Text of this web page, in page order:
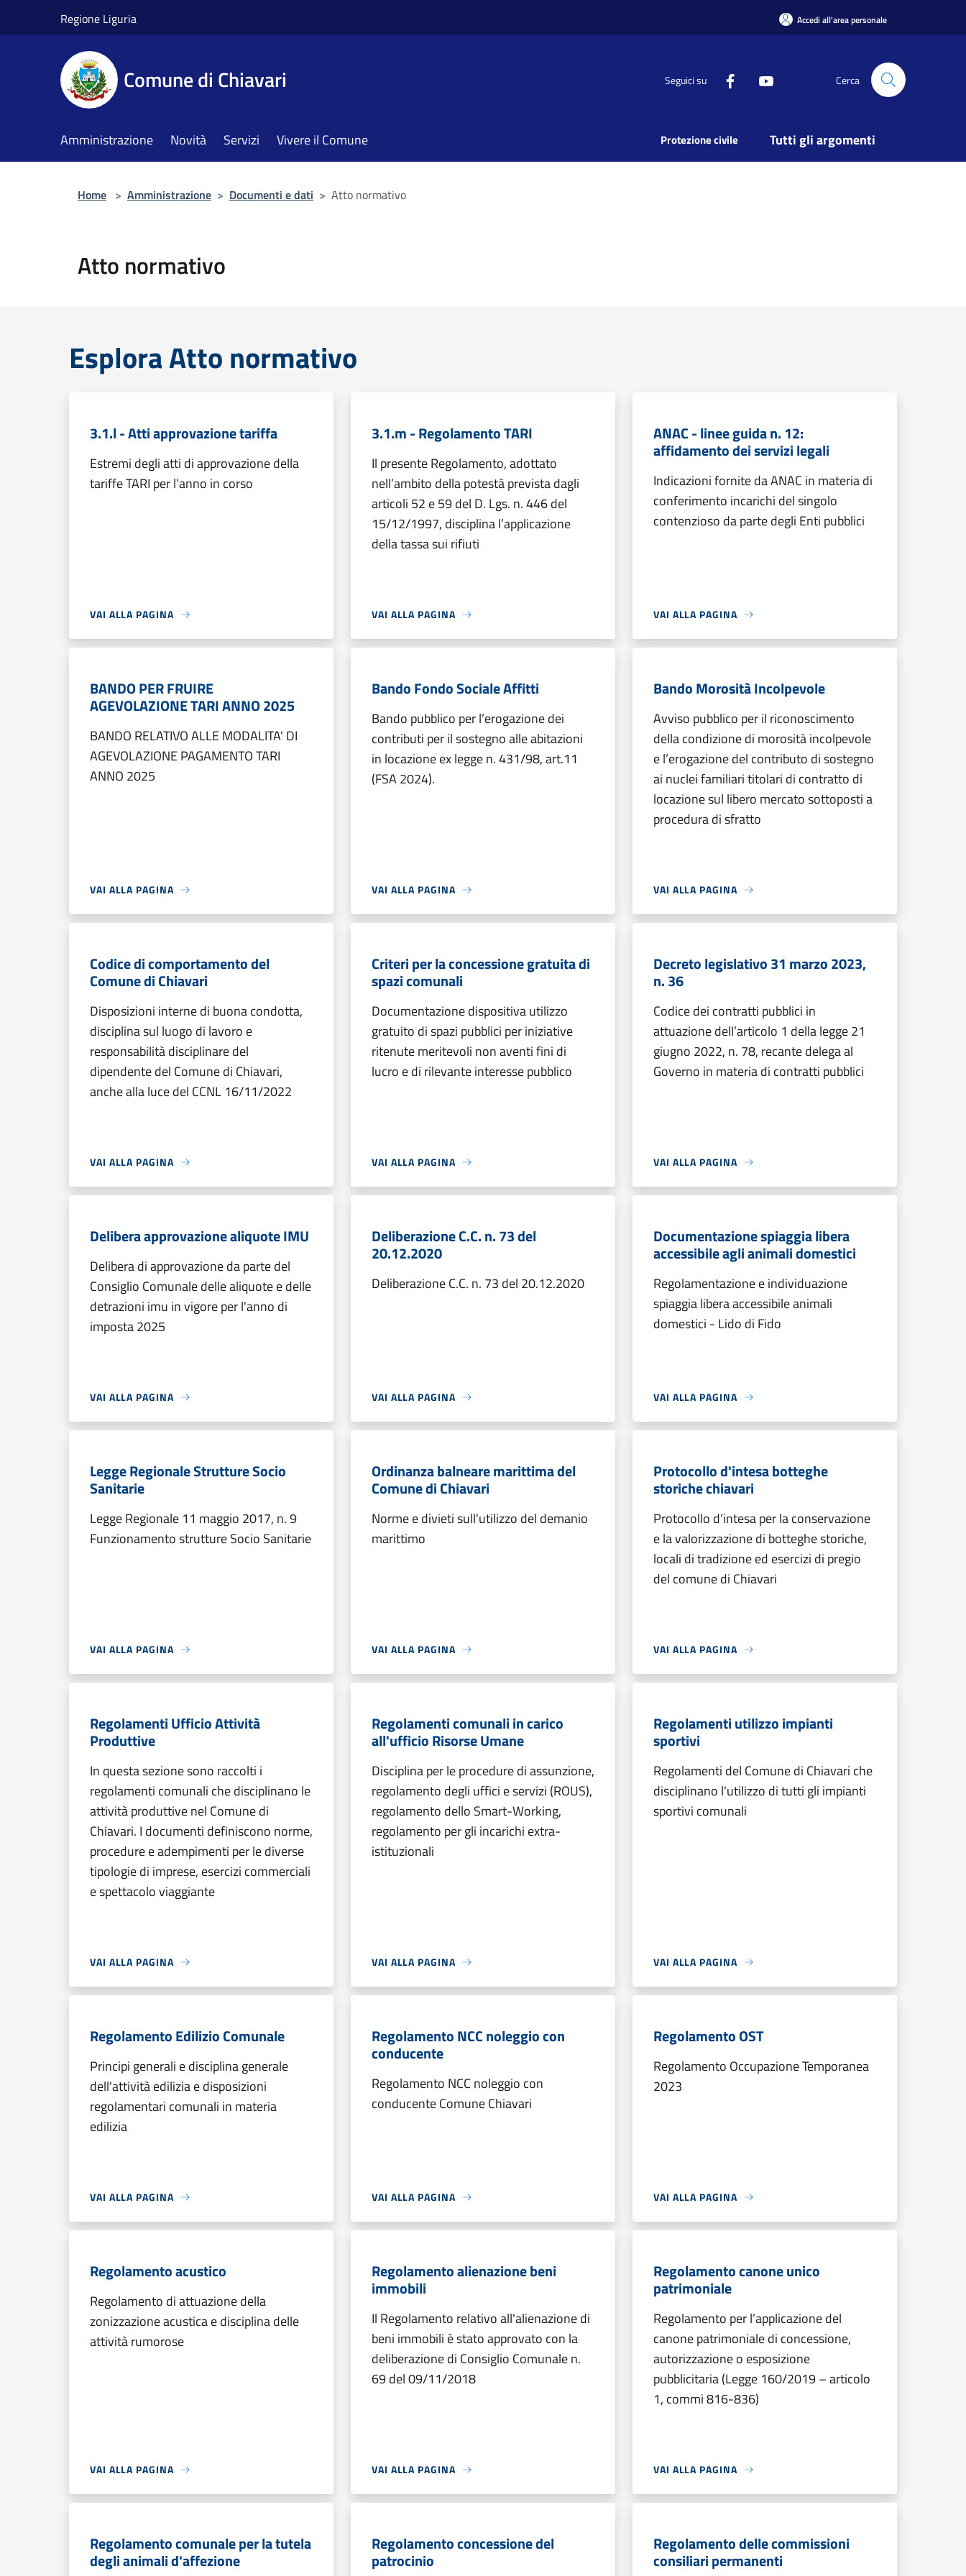
Regione Liguria Accedi all'area personale
Comune di Chiavari Seguici su Cerca
Amministrazione Novità Servizi Vivere il Comune Protezione civile Tutti gli argomenti
Home > Amministrazione > Documenti e dati > Atto normativo
Atto normativo
Esplora Atto normativo
3.1.l - Atti approvazione tariffa
Estremi degli atti di approvazione della
tariffe TARI per l’anno in corso
VAI ALLA PAGINA
3.1.m - Regolamento TARI
Il presente Regolamento, adottato
nell’ambito della potestà prevista dagli
articoli 52 e 59 del D. Lgs. n. 446 del
15/12/1997, disciplina l’applicazione
della tassa sui rifiuti
VAI ALLA PAGINA
ANAC - linee guida n. 12:
affidamento dei servizi legali
Indicazioni fornite da ANAC in materia di
conferimento incarichi del singolo
contenzioso da parte degli Enti pubblici
VAI ALLA PAGINA
BANDO PER FRUIRE
AGEVOLAZIONE TARI ANNO 2025
BANDO RELATIVO ALLE MODALITA' DI
AGEVOLAZIONE PAGAMENTO TARI
ANNO 2025
VAI ALLA PAGINA
Bando Fondo Sociale Affitti
Bando pubblico per l’erogazione dei
contributi per il sostegno alle abitazioni
in locazione ex legge n. 431/98, art.11
(FSA 2024).
VAI ALLA PAGINA
Bando Morosità Incolpevole
Avviso pubblico per il riconoscimento
della condizione di morosità incolpevole
e l’erogazione del contributo di sostegno
ai nuclei familiari titolari di contratto di
locazione sul libero mercato sottoposti a
procedura di sfratto
VAI ALLA PAGINA
Codice di comportamento del
Comune di Chiavari
Disposizioni interne di buona condotta,
disciplina sul luogo di lavoro e
responsabilità disciplinare del
dipendente del Comune di Chiavari,
anche alla luce del CCNL 16/11/2022
VAI ALLA PAGINA
Criteri per la concessione gratuita di
spazi comunali
Documentazione dispositiva utilizzo
gratuito di spazi pubblici per iniziative
ritenute meritevoli non aventi fini di
lucro e di rilevante interesse pubblico
VAI ALLA PAGINA
Decreto legislativo 31 marzo 2023,
n. 36
Codice dei contratti pubblici in
attuazione dell’articolo 1 della legge 21
giugno 2022, n. 78, recante delega al
Governo in materia di contratti pubblici
VAI ALLA PAGINA
Delibera approvazione aliquote IMU
Delibera di approvazione da parte del
Consiglio Comunale delle aliquote e delle
detrazioni imu in vigore per l'anno di
imposta 2025
VAI ALLA PAGINA
Deliberazione C.C. n. 73 del
20.12.2020
Deliberazione C.C. n. 73 del 20.12.2020
VAI ALLA PAGINA
Documentazione spiaggia libera
accessibile agli animali domestici
Regolamentazione e individuazione
spiaggia libera accessibile animali
domestici - Lido di Fido
VAI ALLA PAGINA
Legge Regionale Strutture Socio
Sanitarie
Legge Regionale 11 maggio 2017, n. 9
Funzionamento strutture Socio Sanitarie
VAI ALLA PAGINA
Ordinanza balneare marittima del
Comune di Chiavari
Norme e divieti sull'utilizzo del demanio
marittimo
VAI ALLA PAGINA
Protocollo d'intesa botteghe
storiche chiavari
Protocollo d’intesa per la conservazione
e la valorizzazione di botteghe storiche,
locali di tradizione ed esercizi di pregio
del comune di Chiavari
VAI ALLA PAGINA
Regolamenti Ufficio Attività
Produttive
In questa sezione sono raccolti i
regolamenti comunali che disciplinano le
attività produttive nel Comune di
Chiavari. I documenti definiscono norme,
procedure e adempimenti per le diverse
tipologie di imprese, esercizi commerciali
e spettacolo viaggiante
VAI ALLA PAGINA
Regolamenti comunali in carico
all'ufficio Risorse Umane
Disciplina per le procedure di assunzione,
regolamento degli uffici e servizi (ROUS),
regolamento dello Smart-Working,
regolamento per gli incarichi extra-
istituzionali
VAI ALLA PAGINA
Regolamenti utilizzo impianti
sportivi
Regolamenti del Comune di Chiavari che
disciplinano l'utilizzo di tutti gli impianti
sportivi comunali
VAI ALLA PAGINA
Regolamento Edilizio Comunale
Principi generali e disciplina generale
dell'attività edilizia e disposizioni
regolamentari comunali in materia
edilizia
VAI ALLA PAGINA
Regolamento NCC noleggio con
conducente
Regolamento NCC noleggio con
conducente Comune Chiavari
VAI ALLA PAGINA
Regolamento OST
Regolamento Occupazione Temporanea
2023
VAI ALLA PAGINA
Regolamento acustico
Regolamento di attuazione della
zonizzazione acustica e disciplina delle
attività rumorose
VAI ALLA PAGINA
Regolamento alienazione beni
immobili
Il Regolamento relativo all'alienazione di
beni immobili è stato approvato con la
deliberazione di Consiglio Comunale n.
69 del 09/11/2018
VAI ALLA PAGINA
Regolamento canone unico
patrimoniale
Regolamento per l’applicazione del
canone patrimoniale di concessione,
autorizzazione o esposizione
pubblicitaria (Legge 160/2019 – articolo
1, commi 816-836)
VAI ALLA PAGINA
Regolamento comunale per la tutela
degli animali d'affezione
Regolamento concessione del
patrocinio
Regolamento delle commissioni
consiliari permanenti